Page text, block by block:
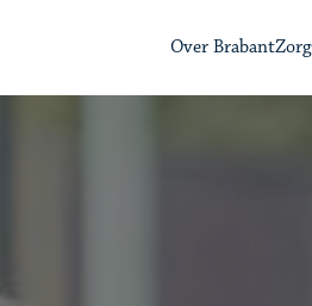
Over BrabantZorg